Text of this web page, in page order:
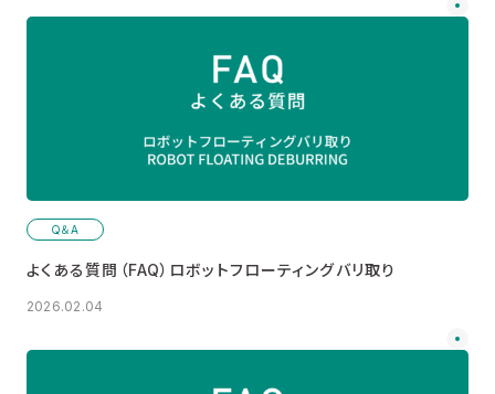
Q＆A
よくある質問（FAQ）ロボットフローティングバリ取り
2026.02.04